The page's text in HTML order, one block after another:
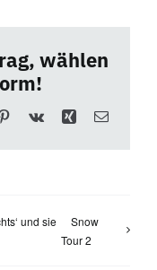
wählen
Pinterest
Vk Xing E-
und sie
Snow
Tour 2